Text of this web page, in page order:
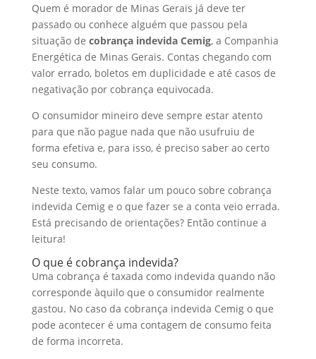
e
d
I
n
e
b
o
o
h
a
t
s
p
p
S
h
a
r
Quem é morador de Minas Gerais já deve ter
passado ou conhece alguém que passou pela
situação de cobrança indevida Cemig, a Companhia
Energética de Minas Gerais. Contas chegando com
valor errado, boletos em duplicidade e até casos de
negativação por cobrança equivocada.
O consumidor mineiro deve sempre estar atento
para que não pague nada que não usufruiu de
forma efetiva e, para isso, é preciso saber ao certo
seu consumo.
Neste texto, vamos falar um pouco sobre cobrança
indevida Cemig e o que fazer se a conta veio errada.
Está precisando de orientações? Então continue a
leitura!
O que é cobrança indevida?
Uma cobrança é taxada como indevida quando não
corresponde àquilo que o consumidor realmente
gastou. No caso da cobrança indevida Cemig o que
pode acontecer é uma contagem de consumo feita
de forma incorreta.